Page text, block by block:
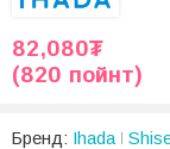
82,080₮
(820 пойнт)
Бренд: Ihada